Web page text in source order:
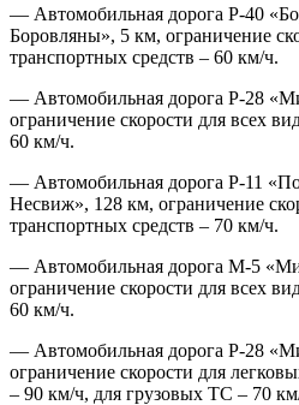
— Автомобильная дорога Р-40
Боровляны», 5 км, ограничение
транспортных средств – 60 км/ч.
— Автомобильная дорога Р-28
ограничение скорости для всех
60 км/ч.
— Автомобильная дорога Р-11
Несвиж», 128 км, ограничение
транспортных средств – 70 км/ч.
— Автомобильная дорога М-5
ограничение скорости для всех
60 км/ч.
— Автомобильная дорога Р-28
ограничение скорости для
– 90 км/ч, для грузовых ТС – 70